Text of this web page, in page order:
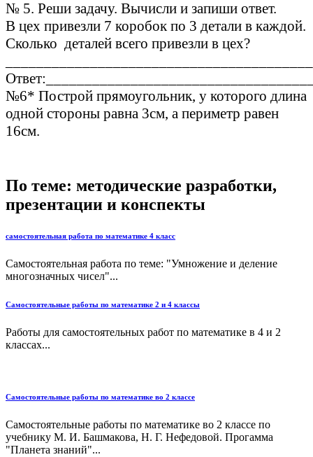
№ 5. Реши задачу. Вычисли и запиши ответ.
В цех привезли 7 коробок по 3 детали в каждой.
Сколько деталей всего привезли в цех?
№6* Построй прямоугольник, у которого длина
одной стороны равна 3см, а периметр равен
16см.
По теме: методические разработки,
презентации и конспекты
самостоятельная работа по математике 4 класс
Самостоятельная работа по теме: "Умножение и деление
многозначных чисел"...
Самостоятельные работы по математике 2 и 4 классы
Работы для самостоятельных работ по математике в 4 и 2
классах...
Самостоятельные работы по математике во 2 классе
Самостоятельные работы по математике во 2 классе по
учебнику М. И. Башмакова, Н. Г. Нефедовой. Прогамма
"Планета знаний"...